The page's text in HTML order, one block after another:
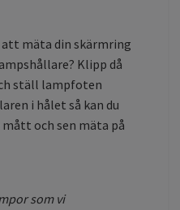
mäta din skärmring
Klipp då
ställ lampfoten
i hålet så kan du
och sen mäta på
som vi